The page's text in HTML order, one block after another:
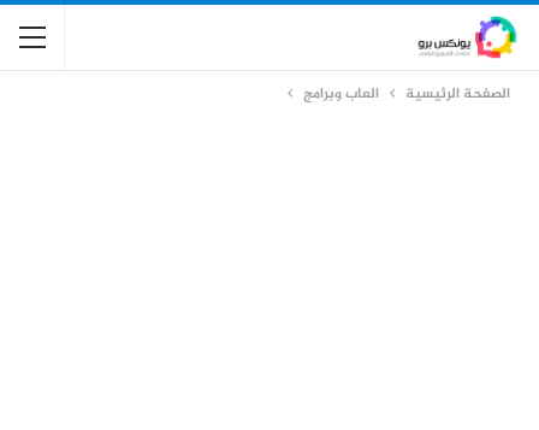
الصفحة الرئيسية العاب وبرامج